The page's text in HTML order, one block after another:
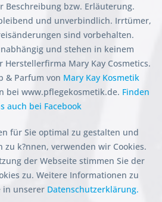
Beschreibung bzw. Erläuterung.
und unverbindlich. Irrtümer,
sind vorbehalten.
und stehen in keinem
Mary Kay Cosmetics.
& Parfum von Mary Kay Kosmetik
bei www.pflegekosmetik.de. Finden
auch bei Facebook
für Sie optimal zu gestalten und
k?nnen, verwenden wir Cookies.
der Webseite stimmen Sie der
zu. Weitere Informationen zu
in unserer Datenschutzerklärung.